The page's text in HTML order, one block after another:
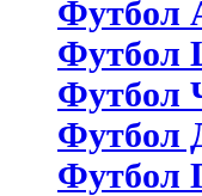
Футбол
Футбол
Футбол
Футбол
Футбол